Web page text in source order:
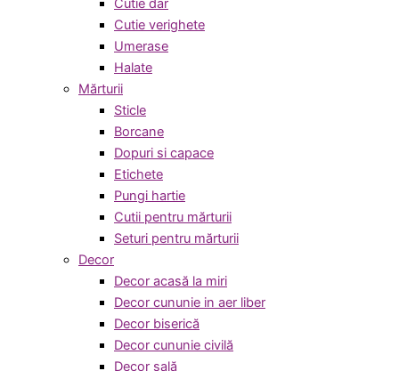
Cutie verighete
Umerase
Halate
Mărturii
Sticle
Borcane
Dopuri si capace
Etichete
Pungi hartie
Cutii pentru mărturii
Seturi pentru mărturii
Decor
Decor acasă la miri
Decor cununie in aer liber
Decor biserică
Decor cununie civilă
Decor sală